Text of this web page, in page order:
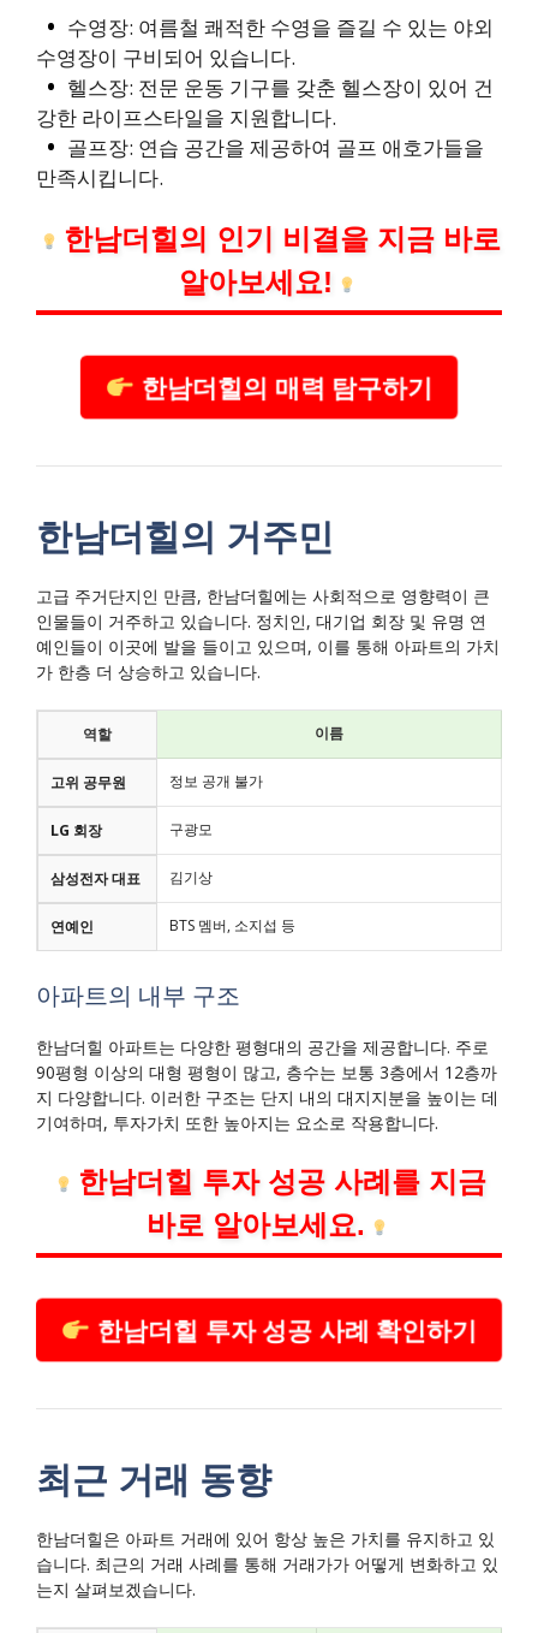
수영장: 여름철 쾌적한 수영을 즐길 수 있는 야외
수영장이 구비되어 있습니다.
헬스장: 전문 운동 기구를 갖춘 헬스장이 있어 건
강한 라이프스타일을 지원합니다.
골프장: 연습 공간을 제공하여 골프 애호가들을
만족시킵니다.
한남더힐의 인기 비결을 지금 바로
알아보세요!
한남더힐의 매력 탐구하기
한남더힐의 거주민
고급 주거단지인 만큼, 한남더힐에는 사회적으로 영향력이 큰
인물들이 거주하고 있습니다. 정치인, 대기업 회장 및 유명 연
예인들이 이곳에 발을 들이고 있으며, 이를 통해 아파트의 가치
가 한층 더 상승하고 있습니다.
역할 이름
고위 공무원 정보 공개 불가
LG 회장 구광모
삼성전자 대표 김기상
연예인 BTS 멤버, 소지섭 등
아파트의 내부 구조
한남더힐 아파트는 다양한 평형대의 공간을 제공합니다. 주로
90평형 이상의 대형 평형이 많고, 층수는 보통 3층에서 12층까
지 다양합니다. 이러한 구조는 단지 내의 대지지분을 높이는 데
기여하며, 투자가치 또한 높아지는 요소로 작용합니다.
한남더힐 투자 성공 사례를 지금
바로 알아보세요.
한남더힐 투자 성공 사례 확인하기
최근 거래 동향
한남더힐은 아파트 거래에 있어 항상 높은 가치를 유지하고 있
습니다. 최근의 거래 사례를 통해 거래가가 어떻게 변화하고 있
는지 살펴보겠습니다.